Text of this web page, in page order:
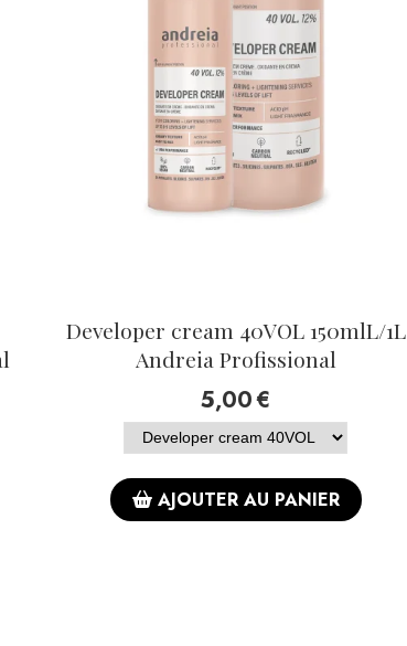
Developer cream 40VOL 150mlL/1L
Andreia Profissional
5,00€
AJOUTER AU PANIER